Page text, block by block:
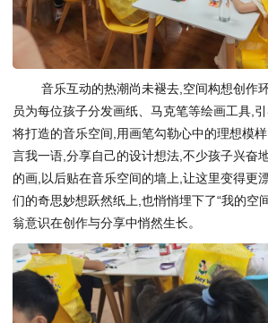
音乐互动的热潮尚未褪去,空间构想创作
员为每位孩子分发画纸、马克笔等绘画工具,
将打造的音乐空间,用画笔勾勒心中的理想模
言我一语,分享自己的设计想法,不少孩子兴奋
的画,以后贴在音乐空间的墙上,让这里变得更
们的奇思妙想跃然纸上,也悄悄埋下了“我的空
翁意识在创作与分享中悄然生长。